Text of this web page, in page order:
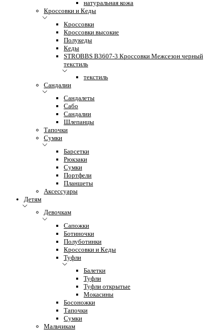
натуральная кожа
Кроссовки и Кеды
Кроссовки
Кроссовки высокие
Полукеды
Кеды
STROBBS B3607-3 Кроссовки Межсезон черный
текстиль
текстиль
Сандалии
Сандалеты
Сабо
Сандалии
Шлепанцы
Тапочки
Сумки
Барсетки
Рюкзаки
Сумки
Портфели
Планшеты
Аксессуары
Детям
Девочкам
Сапожки
Ботиночки
Полуботинки
Кроссовки и Кеды
Туфли
Балетки
Туфли
Туфли открытые
Мокасины
Босоножки
Тапочки
Сумки
Мальчикам